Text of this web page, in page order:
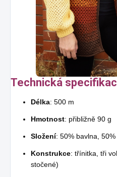
Technická
Délka: 500 m
Hmotnost: přibližně 90 g
Složení: 50% bavlna,
Konstrukce: třínitka, tři
stočené)